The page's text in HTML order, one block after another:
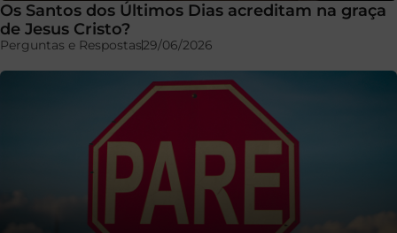
Os Santos dos Últimos Dias acreditam na graça
de Jesus Cristo?
Perguntas e Respostas29/06/2026